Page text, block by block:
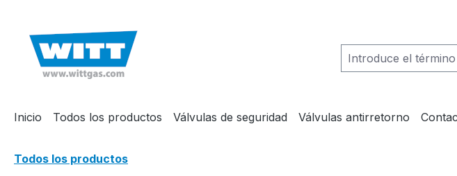
Inicio Todos los productos Válvulas de seguridad Válvulas antirretorno
Todos los productos